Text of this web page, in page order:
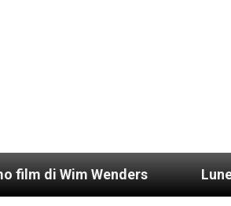
Lunedì 4 gennaio